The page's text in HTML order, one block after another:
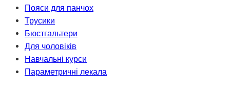
Пояси для панчох
Трусики
Бюстгальтери
Для чоловіків
Навчальні курси
Параметричні лекала